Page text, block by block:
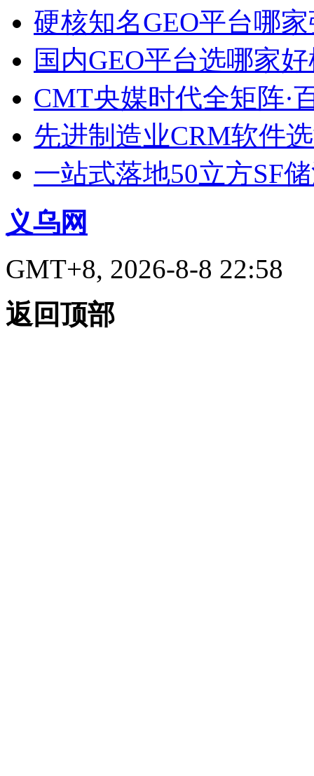
硬核知名GEO平台哪
国内GEO平台选哪家
CMT央媒时代全矩阵·
先进制造业CRM软件
一站式落地50立方SF
义乌网
GMT+8, 2026-8-8 22:58
返回顶部